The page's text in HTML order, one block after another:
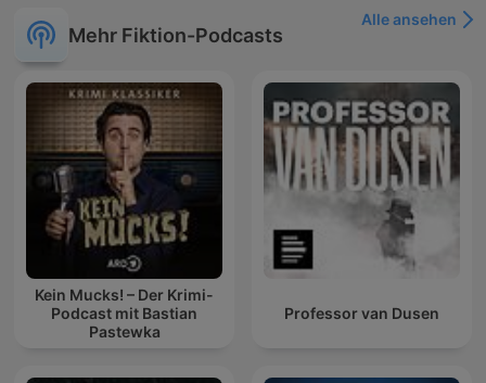
Mehr Fiktion-Podcasts
Alle ansehen
Kein Mucks! – Der Krimi-
Podcast mit Bastian
Pastewka
Professor van Dusen